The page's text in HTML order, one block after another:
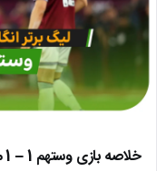
خلاصه بازی وستهم 1 – 1 منچسترسیتی (لیگ برتر انگلیس)